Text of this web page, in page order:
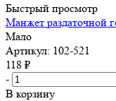
Быстрый просмотр
Манжет раздаточной
Мало
Артикул: 102-521
118 ₽
-
В корзину